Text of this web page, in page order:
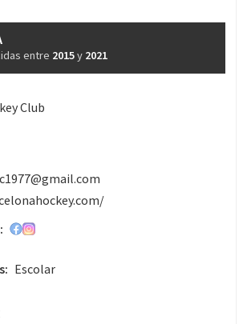
entre 2015y 2021
Club
Escolar